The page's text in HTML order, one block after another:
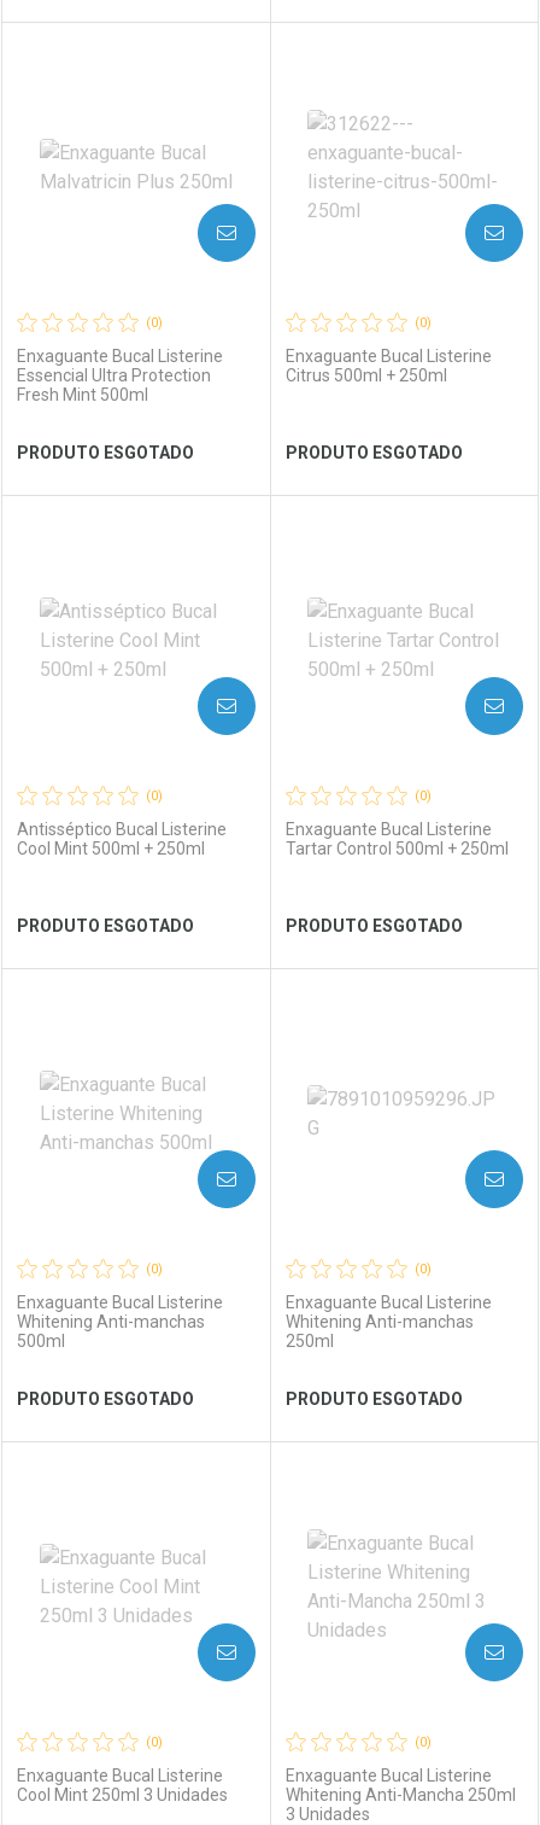
Ver Desconto Convênio
Laboratório
Ver Desconto Convênio
Por Menos
(0)
Enxaguante Bucal Listerine
Essencial Ultra Protection
Fresh Mint 500ml
PRODUTO ESGOTADO
AVISE-ME
Laboratório
Ver Desconto Convênio
Por Menos
(0)
Enxaguante Bucal Listerine
Citrus 500ml + 250ml
PRODUTO ESGOTADO
AVISE-ME
Laboratório
Ver Desconto Convênio
Por Menos
(0)
Antisséptico Bucal Listerine
Cool Mint 500ml + 250ml
PRODUTO ESGOTADO
AVISE-ME
Laboratório
Ver Desconto Convênio
Por Menos
(0)
Enxaguante Bucal Listerine
Tartar Control 500ml + 250ml
PRODUTO ESGOTADO
AVISE-ME
Ver Desconto Convênio
(0)
Enxaguante Bucal Listerine
Whitening Anti-manchas
500ml
PRODUTO ESGOTADO
AVISE-ME
Laboratório
Por Menos
(0)
Enxaguante Bucal Listerine
Whitening Anti-manchas
250ml
PRODUTO ESGOTADO
AVISE-ME
Laboratório
Por Menos
(0)
Enxaguante Bucal Listerine
Cool Mint 250ml 3 Unidades
AVISE-ME
(0)
Enxaguante Bucal Listerine
Whitening Anti-Mancha 250ml
3 Unidades
AVISE-ME